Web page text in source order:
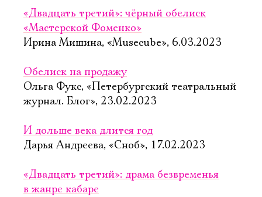
«Двадцать третий»: чёрный обелиск
«Мастерской Фоменко»
Ирина Мишина, «Musecube», 6.03.2023
Обелиск на продажу
Ольга Фукс, «Петербургский театральный
журнал. Блог», 23.02.2023
И дольше века длится год
Дарья Андреева, «Сноб», 17.02.2023
«Двадцать третий»: драма безвременья
в жанре кабаре